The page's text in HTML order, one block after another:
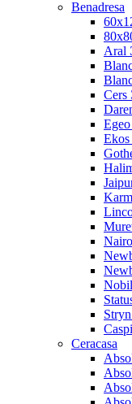
Benadresa
Ceracasa